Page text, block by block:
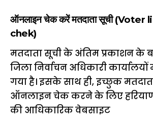
ऑनलाइन चेक करें मतदाता सूची
chek)
मतदाता सूची के अंतिम प्रकाशन के
जिला निर्वाचन अधिकारी
गया है। इसके साथ ही, इच्छुक
ऑनलाइन चेक करने के लिए
की आधिकारिक वेबसाइट